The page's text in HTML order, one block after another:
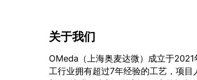
关于我们
OMeda（上海奥麦达微）成立于
工行业拥有超过7年经验的工艺，项目